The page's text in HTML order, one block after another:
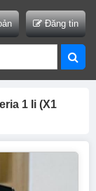
Đăng tin
1 Ii (x1